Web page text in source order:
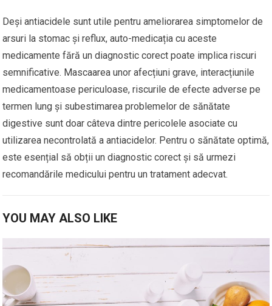
Deși antiacidele sunt utile pentru ameliorarea simptomelor de
arsuri la stomac și reflux, auto-medicația cu aceste
medicamente fără un diagnostic corect poate implica riscuri
semnificative. Mascaarea unor afecțiuni grave, interacțiunile
medicamentoase periculoase, riscurile de efecte adverse pe
termen lung și subestimarea problemelor de sănătate
digestive sunt doar câteva dintre pericolele asociate cu
utilizarea necontrolată a antiacidelor. Pentru o sănătate optimă,
este esențial să obții un diagnostic corect și să urmezi
recomandările medicului pentru un tratament adecvat.
YOU MAY ALSO LIKE